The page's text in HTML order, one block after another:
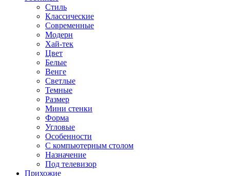
Стиль
Классические
Современные
Модерн
Хай-тек
Цвет
Белые
Венге
Светлые
Темные
Размер
Мини стенки
Форма
Угловые
Особенности
С компьютерным столом
Назначение
Под телевизор
Прихожие